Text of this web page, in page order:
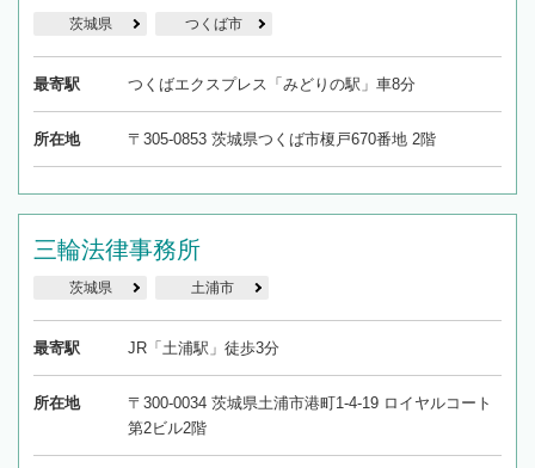
茨城県 つくば市
最寄駅 つくばエクスプレス「みどりの駅」車8分
所在地 〒305-0853 茨城県つくば市榎戸670番地 2階
三輪法律事務所
茨城県 土浦市
最寄駅 JR「土浦駅」徒歩3分
所在地
〒300-0034 茨城県土浦市港町1-4-19 ロイヤルコート
第2ビル2階